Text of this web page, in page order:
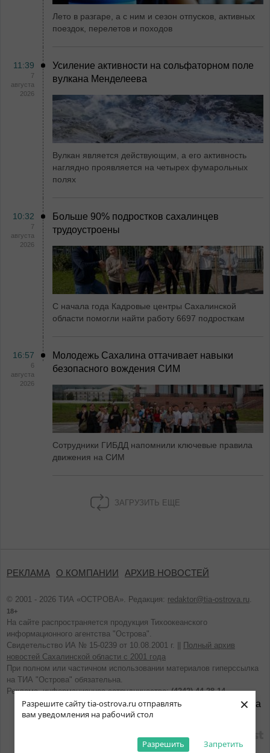
Разрешите сайту tia-ostrova.ru отправлять
вам уведомления на рабочий стол
Запретить
Разрешить
×
Лето в разгаре, а с ним и сезон отпусков, активных
поездок, перелетов и походов
11:39
7
августа
2026
Усиление активности на сольфаторном поле
вулкана Менделеева
Вулкан является действующим, а его активность
наглядно проявляется на четырех фумарольных
полях
10:32
7
августа
2026
Больше 90% подростков сахалинцев
трудоустроены
С начала года Кадровые центры Сахалинской
области помогли найти работу 6697 подросткам
16:57
6
августа
2026
Молодежь Сахалина оттачивает навыки
безопасного вождения СИМ
Сотрудники ГИБДД напомнили ключевые правила
движения на СИМ
ЗАГРУЗИТЬ ЕЩЕ
РЕКЛАМА О КОМПАНИИ АРХИВ НОВОСТЕЙ
© 2001 - 2026 ТИА «ОСТРОВА». Редакция: redaktor@tia-ostrova.ru.
18+
На сайте распространяется продукция Тихоокеанского
информационного агентства "Острова".
Свидетельство ИА № 15-0239 от 10.08.2001 г. ||
Полный архив
новостей Сахалинской области с 2001 года
При полном или частичном использовании материалов гиперссылка
на ТИА "Острова" обязательна.
Реклама, информационное сотрудничество:(4242) 44-28-14.
разработано